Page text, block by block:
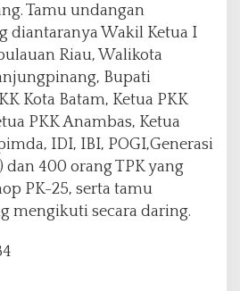
Tamu undangan
diantaranya Wakil Ketua I
Riau, Walikota
Bupati
Kota Batam, Ketua PKK
PKK Anambas, Ketua
IDI, IBI, POGI,Generasi
dan 400 orang TPK yang
PK-25, serta tamu
mengikuti secara daring.